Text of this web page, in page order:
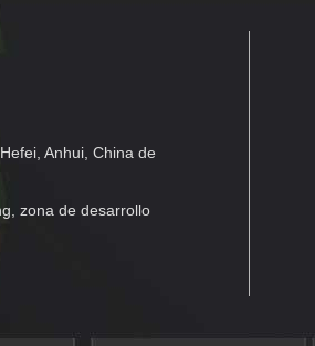
Anhui, China de
zona de desarrollo